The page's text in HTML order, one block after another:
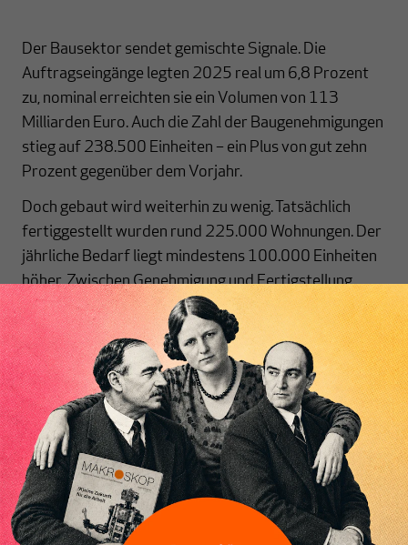
Inhaltsverzeichnis
Der Bausektor sendet gemischte Signale. Die
Auftragseingänge legten 2025 real um 6,8 Prozent
zu, nominal erreichten sie ein Volumen von 113
Milliarden Euro. Auch die Zahl der Baugenehmigungen
stieg auf 238.500 Einheiten – ein Plus von gut zehn
Prozent gegenüber dem Vorjahr.
Doch gebaut wird weiterhin zu wenig. Tatsächlich
fertiggestellt wurden rund 225.000 Wohnungen. Der
jährliche Bedarf liegt mindestens 100.000 Einheiten
höher. Zwischen Genehmigung und Fertigstellung
vergehen oft mehrere Jahre. Eine spürbare
Entlastung angespannter Wohnungsmärkte ist daher
kurzfristig nicht in Sicht.
Außenhandel unter Druck
Die tiefgreifendsten Verschiebungen zeigen sich im
Außenhandel. 2025 löste China die USA wieder als
wichtigsten Handelspartner Deutschlands ab. Das
Handelsvolumen mit der Volksrepublik erreichte
251,8 Milliarden Euro, mit den Vereinigten Staaten